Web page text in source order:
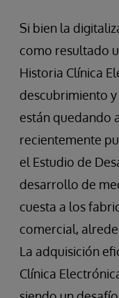
Si bien la
como resultado
Historia Clínica
descubrimiento
están quedando
recientemente
el Estudio de
desarrollo de
cuesta a los
comercial,
La adquisición
Clínica